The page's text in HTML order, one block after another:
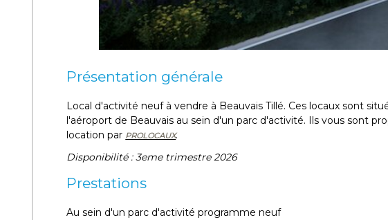
Présentation générale
Local d'activité neuf à vendre à Beauvais Tillé. Ces locaux sont
l'aéroport de Beauvais au sein d'un parc d'activité. Ils vous sont
location par PROLOCAUX.
Disponibilité : 3eme trimestre 2026
Prestations
Au sein d'un parc d'activité programme neuf